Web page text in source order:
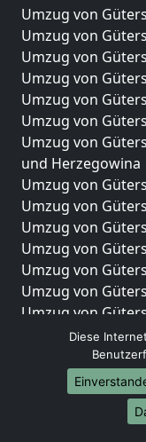
Umzug von
Umzug von
Umzug von
Umzug von
Umzug von
Umzug von
Umzug von
und Herzegowina
Umzug von
Umzug von
Umzug von
Umzug von
Umzug von
Umzug von
Umzug von
Umzug von
Umzug von
Umzug von
Umzug von
Umzug von
Diese